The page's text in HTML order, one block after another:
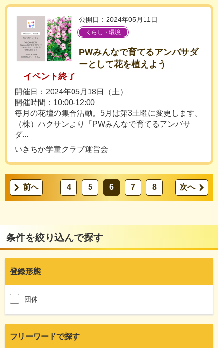
公開日：2024年05月11日
くらし・環境
PWみんなで育てるアンバサダ
ーとして花を植えよう
イベント終了
開催日：2024年05月18日（土）
開催時間：10:00-12:00
毎月の花壇の集合活動。5月は第3土曜に変更します。
（株）ハクサンより「PWみんなで育てるアンバサ
ダ...
いきちか学童クラブ運営会
前へ 4 5 6 7 8 次へ
条件を絞り込んで探す
登録形態
団体
フリーワードで探す